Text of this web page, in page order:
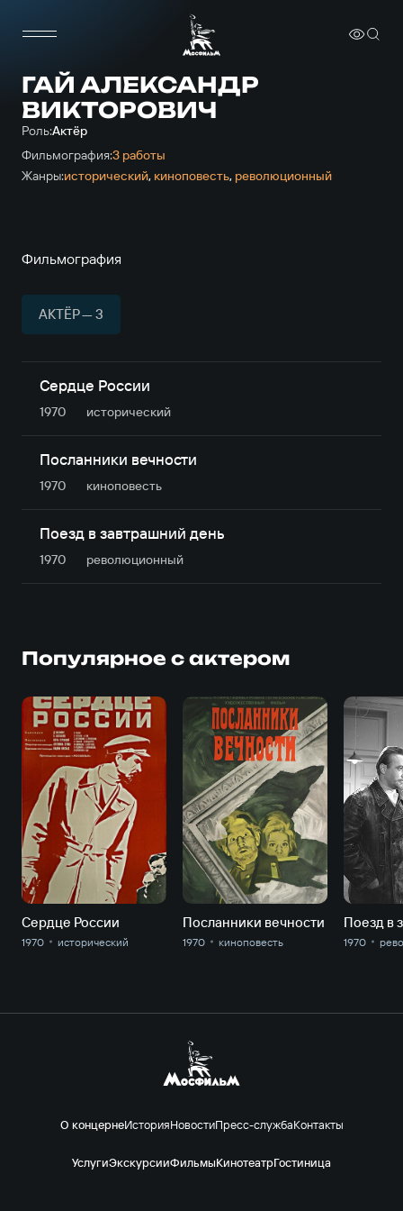
ГАЙ АЛЕКСАНДР
ВИКТОРОВИЧ
Роль:Актёр
Фильмография:3 работы
Жанры:исторический, киноповесть, революционный
Фильмография
АКТЁР — 3
Сердце России
1970 исторический
Посланники вечности
1970 киноповесть
Поезд в завтрашний день
1970 революционный
Популярное с актером
Сердце России
1970 исторический
Посланники вечности
1970 киноповесть 1970
О концернеИсторияНовостиПресс-службаКонтакты
УслугиЭкскурсииФильмыКинотеатрГостиница